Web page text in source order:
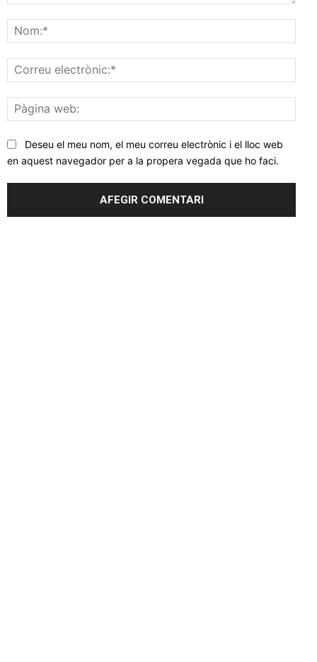
web:
Deseu el meu nom, el meu correu electrònic i el lloc web
en aquest navegador per a la propera vegada que ho faci.